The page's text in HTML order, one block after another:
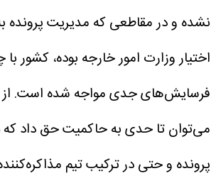
نشده و در مقاطعی که مدیریت پرونده
اختیار وزارت امور خارجه بوده، کشور
فرسایش‌های جدی مواجه شده است.
می‌توان تا حدی به حاکمیت حق داد
پرونده و حتی در ترکیب تیم